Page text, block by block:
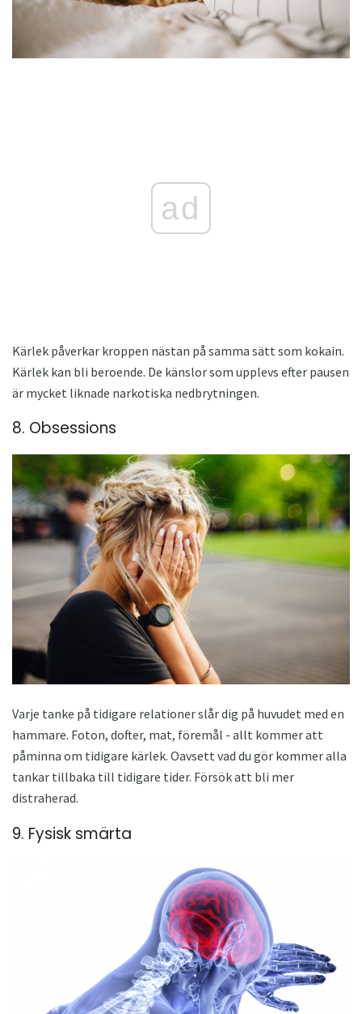
ad
Kärlek påverkar kroppen nästan på samma sätt som kokain.
Kärlek kan bli beroende. De känslor som upplevs efter pausen
är mycket liknade narkotiska nedbrytningen.
8. Obsessions
Varje tanke på tidigare relationer slår dig på huvudet med en
hammare. Foton, dofter, mat, föremål - allt kommer att
påminna om tidigare kärlek. Oavsett vad du gör kommer alla
tankar tillbaka till tidigare tider. Försök att bli mer
distraherad.
9. Fysisk smärta